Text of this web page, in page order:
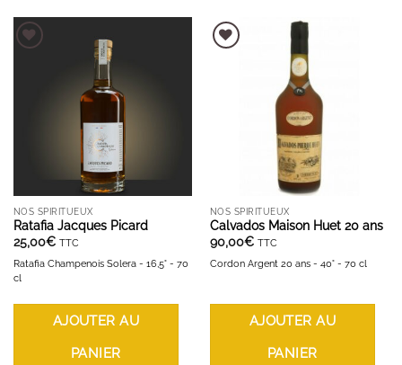
AJOUTER À LA LISTE D'ENVIES
NOS SPIRITUEUX
Ratafia Jacques Picard
25,00€ TTC
Ratafia Champenois Solera - 16,5° - 70
cl
AJOUTER AU
PANIER
AJOUTER À LA LISTE D'ENVIES
NOS SPIRITUEUX
Calvados Maison Huet 20 ans
90,00€ TTC
Cordon Argent 20 ans - 40° - 70 cl
AJOUTER AU
PANIER